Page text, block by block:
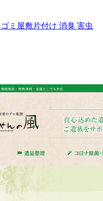
ゴミ屋敷片付け 消臭 害虫